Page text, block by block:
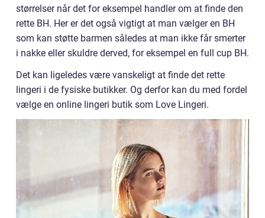
størrelser når det for eksempel handler om at finde den
rette BH. Her er det også vigtigt at man vælger en BH
som kan støtte barmen således at man ikke får smerter
i nakke eller skuldre derved, for eksempel en full cup BH.
Det kan ligeledes være vanskeligt at finde det rette
lingeri i de fysiske butikker. Og derfor kan du med fordel
vælge en online lingeri butik som Love Lingeri.